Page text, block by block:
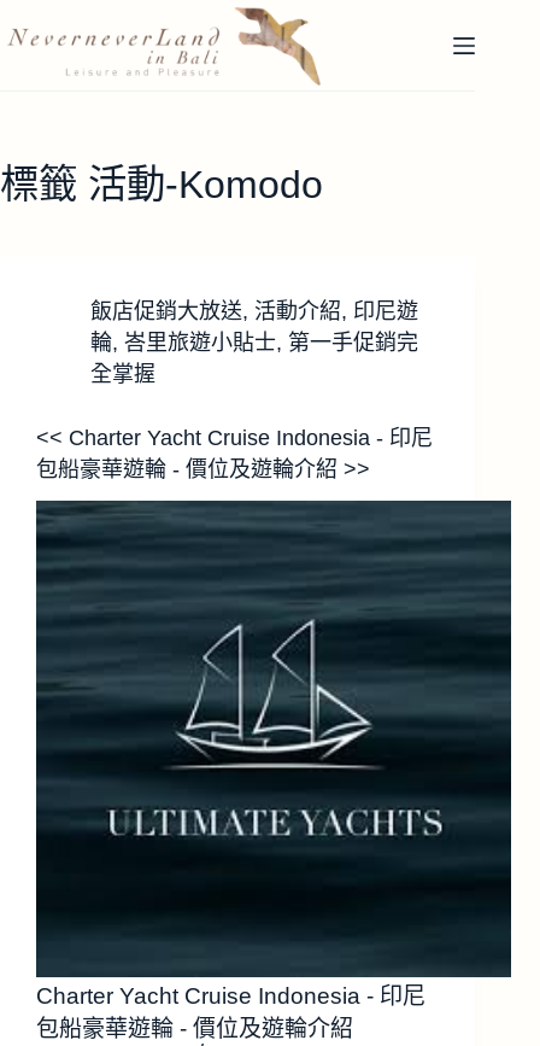
至
容
標籤 活動-Komodo
飯店促銷大放送, 活動介紹, 印尼遊
輪, 峇里旅遊小貼士, 第一手促銷完
全掌握
<< Charter Yacht Cruise Indonesia - 印尼
包船豪華遊輪 - 價位及遊輪介紹 >>
Charter Yacht Cruise Indonesia - 印尼
包船豪華遊輪 - 價位及遊輪介紹